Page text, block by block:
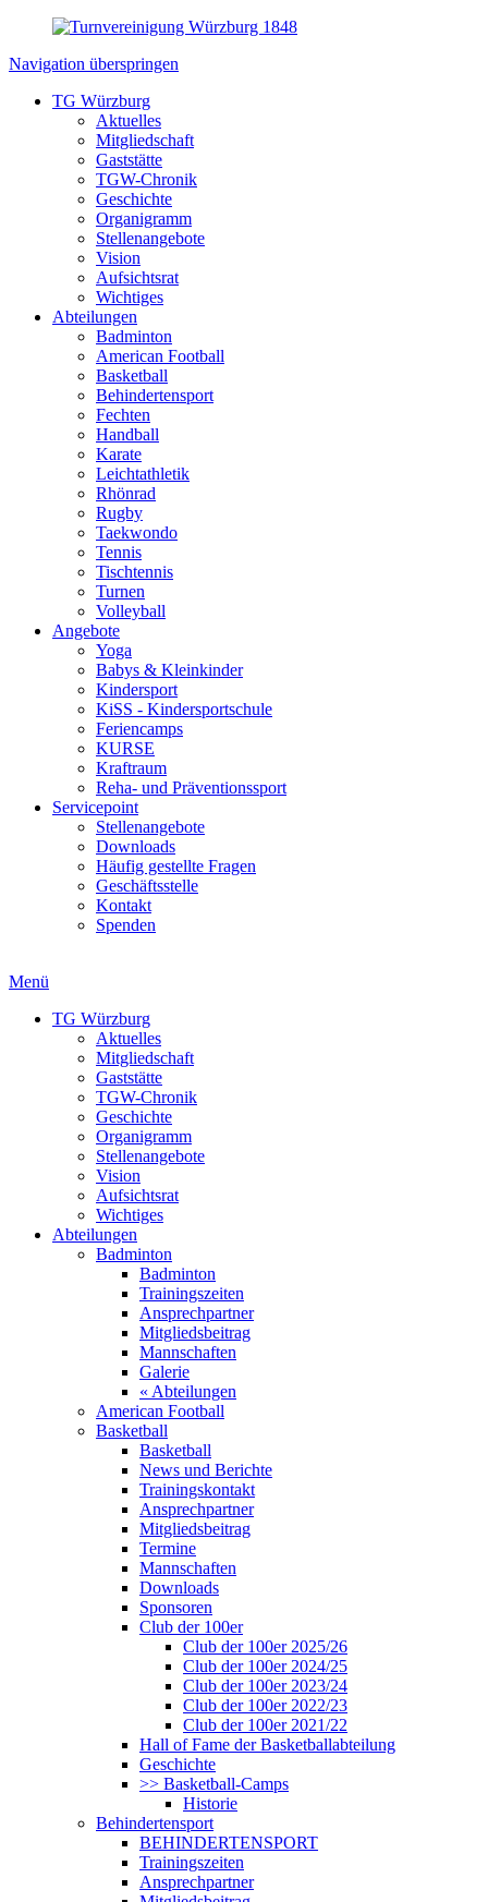
Navigation überspringen
TG Würzburg
Aktuelles
Mitgliedschaft
Gaststätte
TGW-Chronik
Geschichte
Organigramm
Stellenangebote
Vision
Aufsichtsrat
Wichtiges
Abteilungen
Badminton
American Football
Basketball
Behindertensport
Fechten
Handball
Karate
Leichtathletik
Rhönrad
Rugby
Taekwondo
Tennis
Tischtennis
Turnen
Volleyball
Angebote
Yoga
Babys & Kleinkinder
Kindersport
KiSS - Kindersportschule
Feriencamps
KURSE
Kraftraum
Reha- und Präventionssport
Servicepoint
Stellenangebote
Downloads
Häufig gestellte Fragen
Geschäftsstelle
Kontakt
Spenden
Menü
TG Würzburg
Aktuelles
Mitgliedschaft
Gaststätte
TGW-Chronik
Geschichte
Organigramm
Stellenangebote
Vision
Aufsichtsrat
Wichtiges
Abteilungen
Badminton
Badminton
Trainingszeiten
Ansprechpartner
Mitgliedsbeitrag
Mannschaften
Galerie
« Abteilungen
American Football
Basketball
Basketball
News und Berichte
Trainingskontakt
Ansprechpartner
Mitgliedsbeitrag
Termine
Mannschaften
Downloads
Sponsoren
Club der 100er
Club der 100er 2025/26
Club der 100er 2024/25
Club der 100er 2023/24
Club der 100er 2022/23
Club der 100er 2021/22
Hall of Fame der Basketballabteilung
Geschichte
>> Basketball-Camps
Historie
Behindertensport
BEHINDERTENSPORT
Trainingszeiten
Ansprechpartner